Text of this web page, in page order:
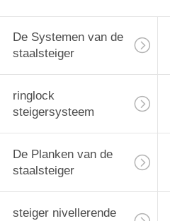
De Systemen van de
staalsteiger
ringlock
steigersysteem
De Planken van de
staalsteiger
steiger nivellerende